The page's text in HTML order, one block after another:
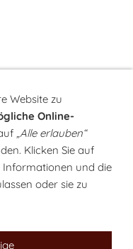
Website zu
Online-
„Alle erlauben“
Klicken Sie auf
und die
oder sie zu